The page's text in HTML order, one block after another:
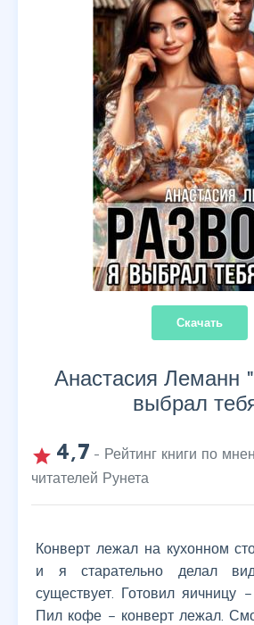
Скачать
Анастасия Леманн "
выбрал
grade 4,7 - Рейтинг книги по
читателей Рунета
Конверт лежал на кухонном
и я старательно делал
существует. Готовил яичницу
Пил кофе – конверт лежал.